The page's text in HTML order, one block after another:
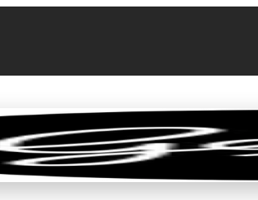
Geschenke GrillenFeinkost-Abo